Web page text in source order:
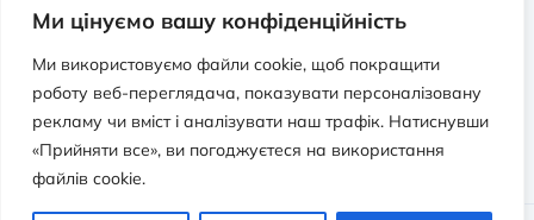
Ми цінуємо вашу конфіденційність
Ми використовуємо файли cookie, щоб покращити
роботу веб-переглядача, показувати персоналізовану
рекламу чи вміст і аналізувати наш трафік. Натиснувши
«Прийняти все», ви погоджуєтеся на використання
файлів cookie.
Видавництва на Порталі
Політика конфіденційності
Публічна оферта